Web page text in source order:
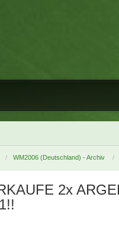
WM2006 (Deutschland) - Archiv
2x